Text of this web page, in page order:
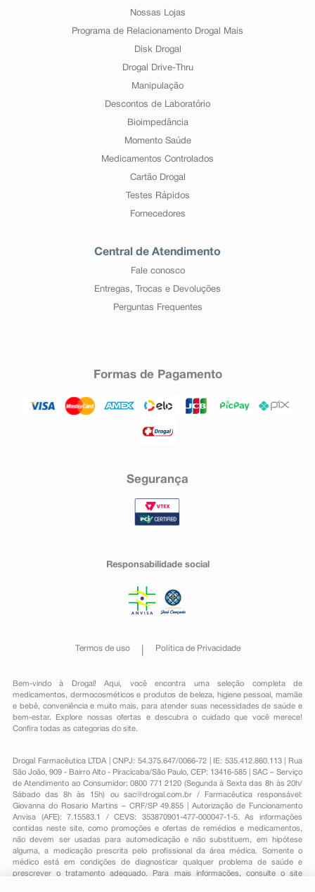
Nossas Lojas
Programa de Relacionamento Drogal Mais
Disk Drogal
Drogal Drive-Thru
Manipulação
Descontos de Laboratório
Bioimpedância
Momento Saúde
Medicamentos Controlados
Cartão Drogal
Testes Rápidos
Fornecedores
Central de Atendimento
Fale conosco
Entregas, Trocas e Devoluções
Perguntas Frequentes
Formas de Pagamento
Segurança
Responsabilidade social
Termos de uso Política de Privacidade
Bem-vindo à Drogal! Aqui, você encontra uma seleção completa de
medicamentos , dermocosméticos e produtos de beleza, higiene pessoal ,mamãe
e bebê, conveniênciae muito mais, para atender suas necessidades de saúde e
bem-estar. Explore nossas ofertas e descubra o cuidado que você merece!
Confira todas as categorias do site.
Drogal Farmacêutica LTDA | CNPJ: 54.375.647/0066-72 | IE: 535.412.860.113 | Rua
São João, 909 - Bairro Alto - Piracicaba/São Paulo, CEP: 13416-585 | SAC – Serviço
de Atendimento ao Consumidor: 0800 771 2120 (Segunda à Sexta das 8h às 20h/
Sábado das 8h às 15h) ou sac@drogal.com.br/ Farmacêutica responsável:
Giovanna do Rosario Martins – CRF/SP 49.855 | Autorização de Funcionamento
Anvisa (AFE): 7.15583.1 / CEVS: 353870901-477-000047-1-5. As informações
contidas neste site, como promoções e ofertas de remédios e medicamentos,
não devem ser usadas para automedicação e não substituem, em hipótese
alguma, a medicação prescrita pelo profissional da área médica. Somente o
médico está em condições de diagnosticar qualquer problema de saúde e
prescrever o tratamento adequado. Para mais informações, consulte o site